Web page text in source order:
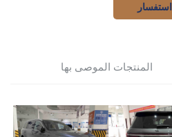
استفسار
المنتجات الموصى بها